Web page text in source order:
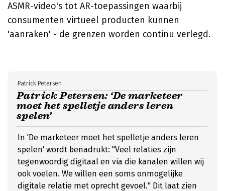
ASMR-video's tot AR-toepassingen waarbij
consumenten virtueel producten kunnen
'aanraken' - de grenzen worden continu verlegd.
Patrick Petersen: ‘De marketeer
moet het spelletje anders leren
spelen’
Patrick Petersen
In 'De marketeer moet het spelletje anders leren
spelen' wordt benadrukt: "Veel relaties zijn
tegenwoordig digitaal en via die kanalen willen wij
ook voelen. We willen een soms onmogelijke
digitale relatie met oprecht gevoel." Dit laat zien